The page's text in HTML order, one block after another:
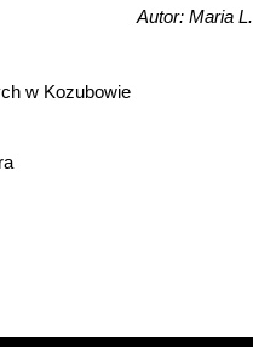
Autor: Maria L.
w Kozubowie